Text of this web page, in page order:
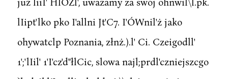
lIipt'lko pko I'allni Jt'C7. I'ÓWnil'ż jako
ohywatclp Poznania, złnż.).l' Ci. Czeigodll'
1';'lIil' 1'I'cz'd"łlCic, slowa najl;prdl'czniejszcgo